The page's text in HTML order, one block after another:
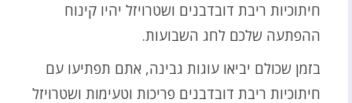
חיתוכיות ריבת דובדבנים ושטרויזל יהיו קינוח
ההפתעה שלכם לחג השבועות.
בזמן שכולם יביאו עוגות גבינה, אתם תפתיעו עם
חיתוכיות ריבת דובדבנים פריכות וטעימות ושטרויזל